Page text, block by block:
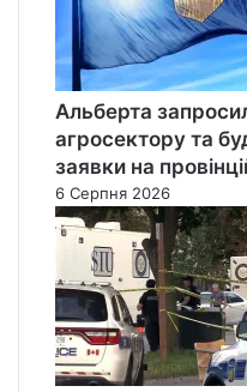
Альберта
агросектору та
заявки на
6 Серпня 2026